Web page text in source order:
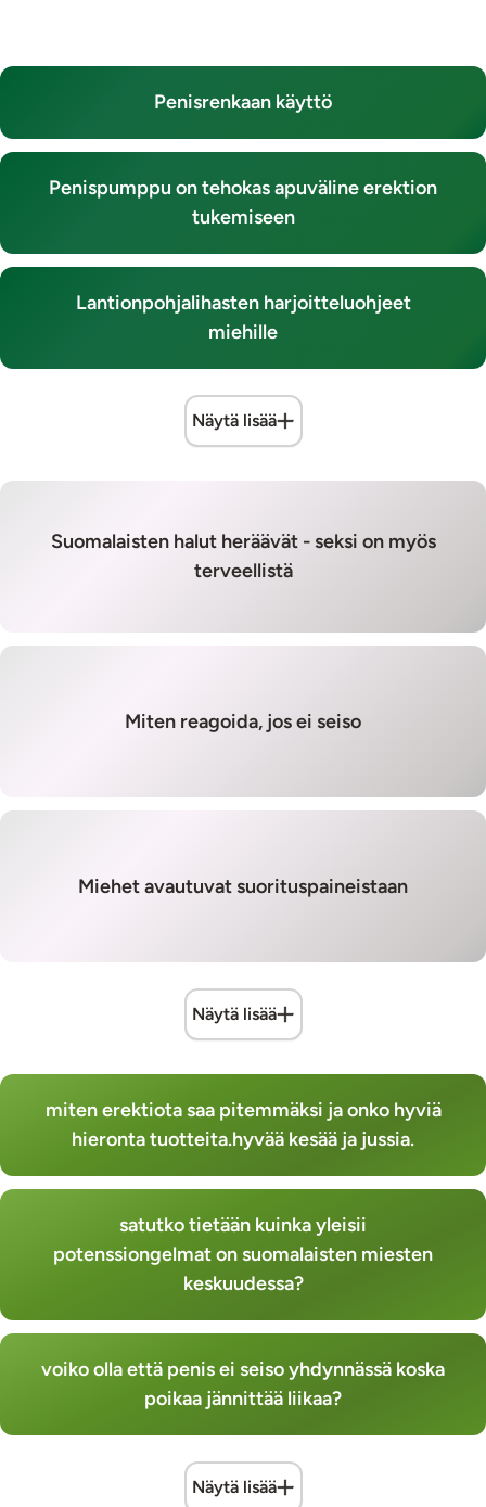
Penisrenkaan käyttö
Penispumppu on tehokas apuväline erektion
tukemiseen
Lantionpohjalihasten harjoitteluohjeet
miehille
Näytä lisää
Suomalaisten halut heräävät - seksi on myös
terveellistä
Miten reagoida, jos ei seiso
Miehet avautuvat suorituspaineistaan
Näytä lisää
miten erektiota saa pitemmäksi ja onko hyviä
hieronta tuotteita.hyvää kesää ja jussia.
satutko tietään kuinka yleisii
potenssiongelmat on suomalaisten miesten
keskuudessa?
voiko olla että penis ei seiso yhdynnässä koska
poikaa jännittää liikaa?
Näytä lisää